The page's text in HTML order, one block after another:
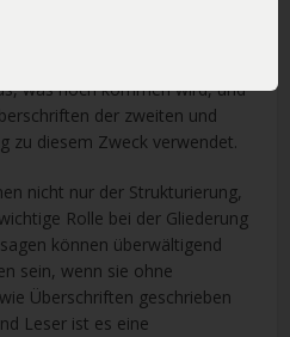
was noch kommen wird, und
der zweiten und
zu diesem Zweck verwendet.
nicht nur der Strukturierung,
Rolle bei der Gliederung
können überwältigend
sein, wenn sie ohne
Überschriften geschrieben
Leser ist es eine